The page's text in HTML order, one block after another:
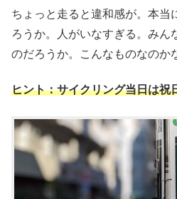
ちょっと走ると違和感が。本当
ろうか。人がいなすぎる。みん
のだろうか。こんなものなのか
ヒント：サイクリング当日は祝